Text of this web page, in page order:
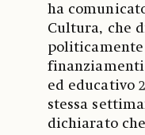
ha
Cultura, che
politicamente
ed educativo
stessa
dichiarato